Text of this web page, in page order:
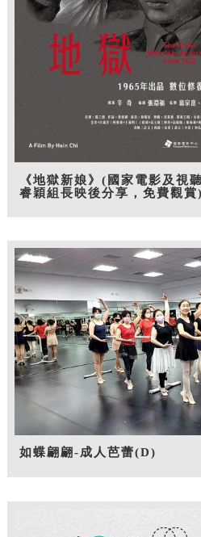
《地獄新娘》(國家電影及視
睿穎組長映後分享，免費觀賞)
如蝶翩翩-成人芭蕾(D)